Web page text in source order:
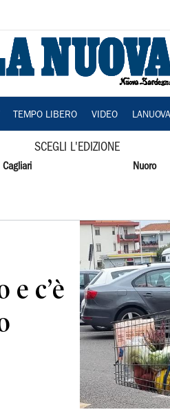
TEMPO LIBERO VIDEO
SCEGLI L'EDIZIONE
Cagliari Nuoro
e c’è